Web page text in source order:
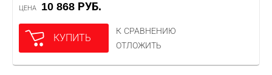
ЦЕНА 10 868 РУБ.
КУПИТЬ
К СРАВНЕНИЮ
ОТЛОЖИТЬ